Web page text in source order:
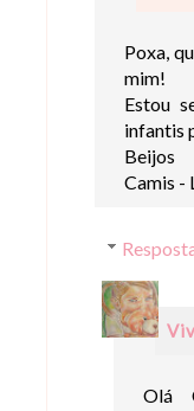
Poxa,
mim!
Estou
infantis
Beijos
Camis -
Olá